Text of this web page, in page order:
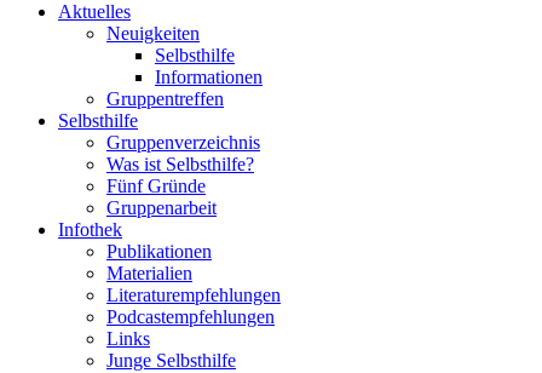
Aktuelles
Neuigkeiten
Selbsthilfe
Informationen
Gruppentreffen
Selbsthilfe
Gruppenverzeichnis
Was ist Selbsthilfe?
Fünf Gründe
Gruppenarbeit
Infothek
Publikationen
Materialien
Literaturempfehlungen
Podcastempfehlungen
Links
Junge Selbsthilfe